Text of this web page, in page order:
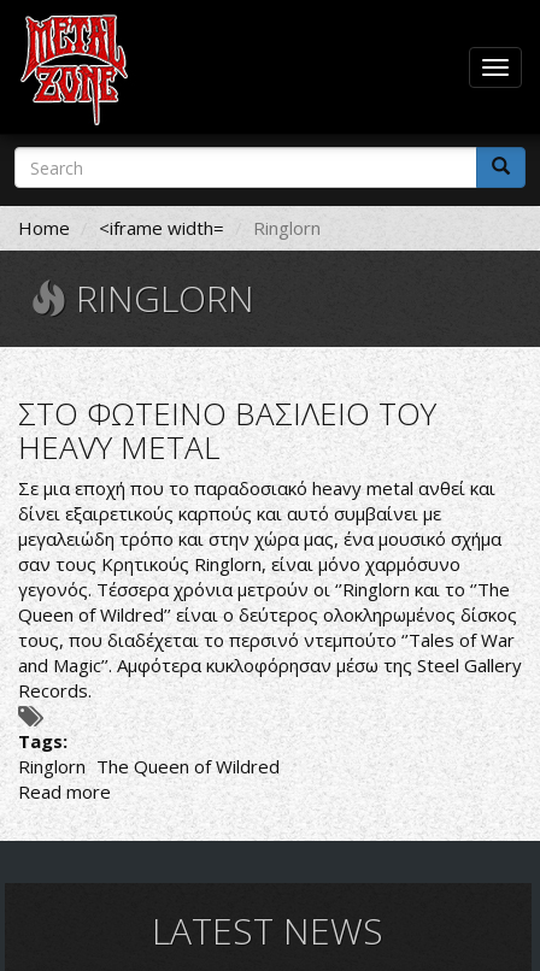
Skip
main
content
Search
form
Search
Home <iframe width= Ringlorn
RINGLORN
ΣΤΟ ΦΩΤΕΙΝΟ ΒΑΣΙΛΕΙΟ ΤΟΥ
HEAVY METAL
Σε μια εποχή που το παραδοσιακό heavy metal ανθεί και
δίνει εξαιρετικούς καρπούς και αυτό συμβαίνει με
μεγαλειώδη τρόπο και στην χώρα μας, ένα μουσικό σχήμα
σαν τους Κρητικούς Ringlorn, είναι μόνο χαρμόσυνο
γεγονός. Τέσσερα χρόνια μετρούν οι ‘’Ringlorn και το ‘’The
Queen of Wildred’’ είναι ο δεύτερος ολοκληρωμένος δίσκος
τους, που διαδέχεται το περσινό ντεμπούτο ‘’Tales of War
and Magic’’. Αμφότερα κυκλοφόρησαν μέσω της Steel Gallery
Records.
Tags:
Ringlorn The Queen of Wildred
Read more about
ΣΤΟ
ΦΩΤΕΙΝΟ
HEAVY
METALLATEST NEWS